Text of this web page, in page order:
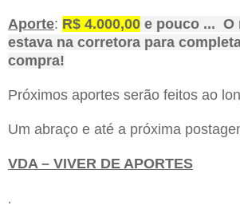
Aporte: R$ 4.000,00 e pouco ... O
estava na corretora para
compra!
Próximos aportes serão feitos ao
Um abraço e até a próxima
VDA – VIVER DE APORTES
.